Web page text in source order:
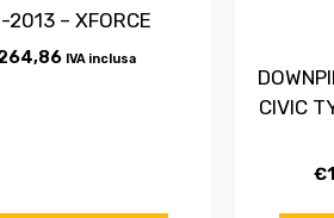
2013 – XFORCE
IVA inclusa
CIVIC
€